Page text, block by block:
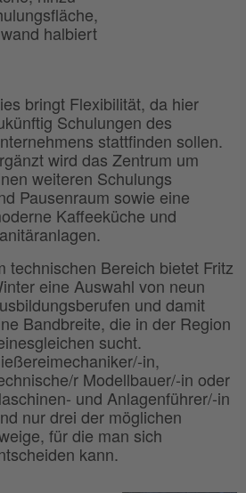
halbiert
bringt Flexibilität, da hier
Schulungen des
stattfinden sollen.
wird das Zentrum um
weiteren Schulungs
Pausenraum sowie eine
Kaffeeküche und
technischen Bereich bietet Fritz
eine Auswahl von neun
und damit
Bandbreite, die in der Region
sucht.
in,
r Modellbauer/-in oder
und Anlagenführer/-in
nur drei der möglichen
für die man sich
kann.